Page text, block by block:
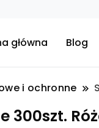
główna Blog
i ochronne
300szt.